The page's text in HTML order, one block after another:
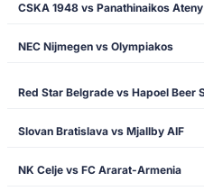
CSKA 1948 vs Panathinaikos Ateny
NEC Nijmegen vs Olympiakos
Slovan Bratislava vs Mjallby AIF
NK Celje vs FC Ararat-Armenia